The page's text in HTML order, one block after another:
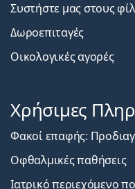
Συστήστε μας στους
Δωροεπιταγές
Οικολογικές αγορές
Χρήσιμες
Φακοί επαφής:
Οφθαλμικές παθήσεις
Ιατρικό περιεχόμενο